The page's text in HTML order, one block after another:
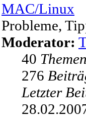
MAC/Linux
Probleme,
Moderator:
40
276
Letzter